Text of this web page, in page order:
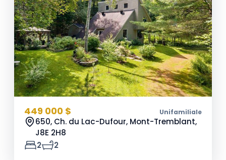
449 000 $ Unifamiliale
650, Ch. du Lac-Dufour, Mont-Tremblant,
J8E 2H8
2
2